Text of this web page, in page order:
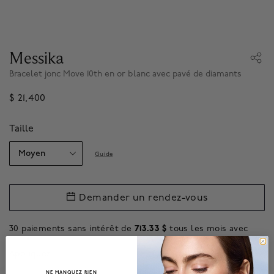
Messika
Bracelet jonc Move 10th en or blanc avec pavé de diamants
$ 21,400
Taille
Guide
30 paiements sans intérêt de 713.33 $ tous les mois avec
Demander un rendez-vous
NE MANQUEZ RIEN